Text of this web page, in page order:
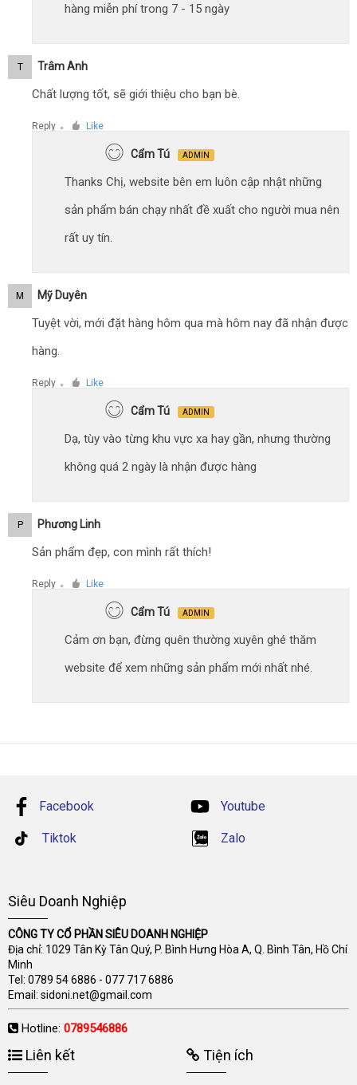
hàng miễn phí trong 7 - 15 ngày
T Trâm Anh
Chất lượng tốt, sẽ giới thiệu cho bạn bè.
Reply ● Like
Cẩm Tú ADMIN
Thanks Chị, website bên em luôn cập nhật những
sản phẩm bán chạy nhất đề xuất cho người mua nên
rất uy tín.
M Mỹ Duyên
Tuyệt vời, mới đặt hàng hôm qua mà hôm nay đã nhận được
hàng.
Reply ● Like
Cẩm Tú ADMIN
Dạ, tùy vào từng khu vực xa hay gần, nhưng thường
không quá 2 ngày là nhận được hàng
P Phương Linh
Sản phẩm đẹp, con mình rất thích!
Reply ● Like
Cẩm Tú ADMIN
Cảm ơn bạn, đừng quên thường xuyên ghé thăm
website để xem những sản phẩm mới nhất nhé.
Facebook Youtube
Tiktok Zalo
Siêu Doanh Nghiệp
CÔNG TY CỔ PHẦN SIÊU DOANH NGHIỆP
Địa chỉ: 1029 Tân Kỳ Tân Quý, P. Bình Hưng Hòa A, Q. Bình Tân, Hồ Chí
Minh
Tel: 0789 54 6886 - 077 717 6886
Email: sidoni.net@gmail.com
Hotline: 0789546886
Liên kết Tiện ích